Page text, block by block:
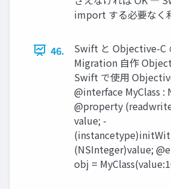
import する必要なく
46.
Swift と Objective-C
Migration 自作
Swift で使用
@interface MyClass :
@property
value; -
(NSInteger)value;
obj =